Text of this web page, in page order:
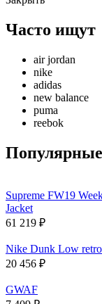
Часто ищут
air jordan
nike
adidas
new balance
puma
reebok
Supreme FW19
Jacket
61 219 ₽
Nike Dunk Low
20 456 ₽
GWAF